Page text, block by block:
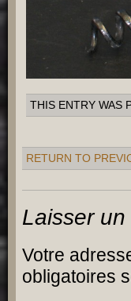
THIS ENTRY WAS
RETURN TO
Laisser
Votre
obligatoires